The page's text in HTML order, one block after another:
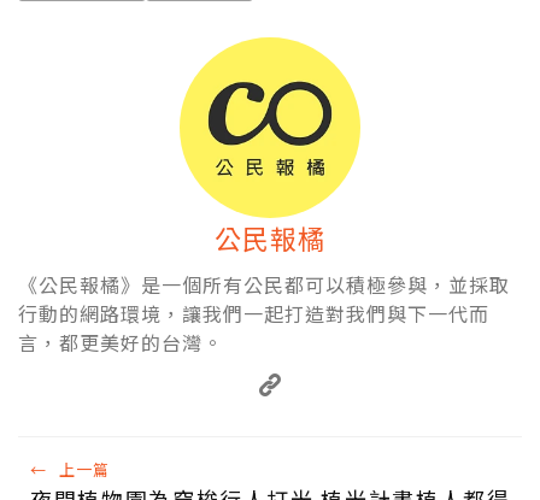
公民報橘
《公民報橘》是一個所有公民都可以積極參與，並採取
行動的網路環境，讓我們一起打造對我們與下一代而
言，都更美好的台灣。
← 上一篇